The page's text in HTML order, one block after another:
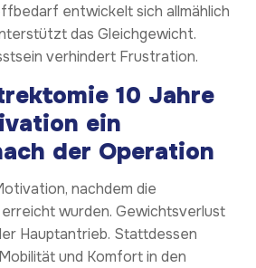
entwickelt sich allmählich
das Gleichgewicht.
verhindert Frustration.
10 Jahre
ein
der Operation
nachdem die
wurden. Gewichtsverlust
Hauptantrieb. Stattdessen
und Komfort in den